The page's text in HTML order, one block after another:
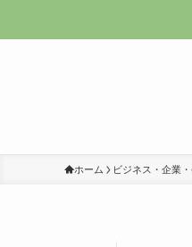
ホーム ビジネス・企業